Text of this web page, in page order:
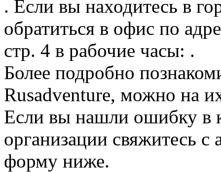
. Если вы находитесь в
обратиться в офис по
стр. 4 в рабочие часы: .
Более подробно
Rusadventure, можно на
Если вы нашли ошибку в
организации свяжитесь
форму ниже.